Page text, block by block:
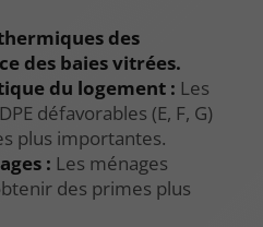
des
des baies vitrées.
du logement : Les
défavorables (E, F, G)
plus importantes.
: Les ménages
des primes plus